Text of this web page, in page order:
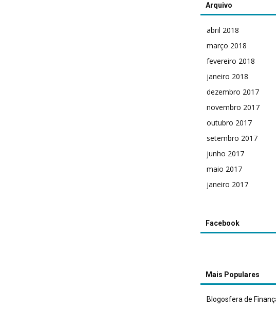
Arquivo
abril 2018
março 2018
fevereiro 2018
janeiro 2018
dezembro 2017
novembro 2017
outubro 2017
setembro 2017
junho 2017
maio 2017
janeiro 2017
Facebook
Mais Populares
Blogosfera de